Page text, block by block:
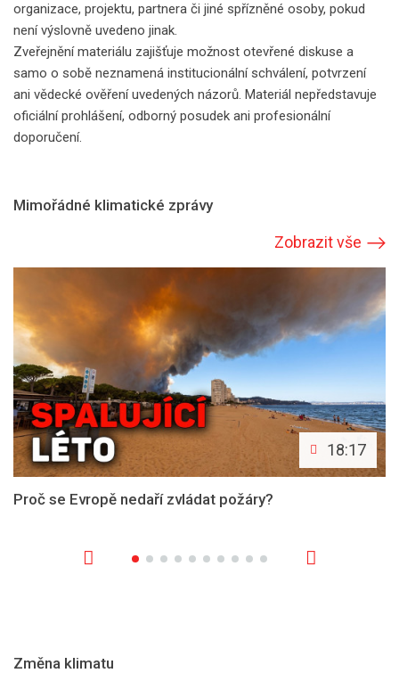
organizace, projektu, partnera či jiné spřízněné osoby, pokud
není výslovně uvedeno jinak.
Zveřejnění materiálu zajišťuje možnost otevřené diskuse a
samo o sobě neznamená institucionální schválení, potvrzení
ani vědecké ověření uvedených názorů. Materiál nepředstavuje
oficiální prohlášení, odborný posudek ani profesionální
doporučení.
Mimořádné klimatické zprávy
Zobrazit vše
18:17
Proč se Evropě nedaří zvládat požáry?
Změna klimatu